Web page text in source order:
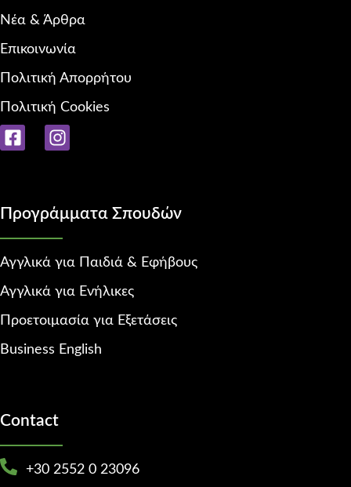
Νέα & Άρθρα
Επικοινωνία
Πολιτική Απορρήτου
Πολιτική Cookies
Προγράμματα Σπουδών
Αγγλικά για Παιδιά & Εφήβους
Αγγλικά για Ενήλικες
Προετοιμασία για Εξετάσεις
Business English
Contact
+30 2552 0 23096